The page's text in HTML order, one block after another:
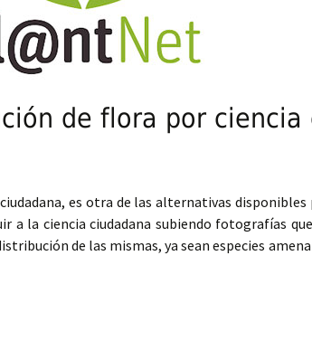
de flora por ciencia
es otra de las alternativas
a la ciencia ciudadana subiendo fotografías
de las mismas, ya sean especies
ciencia ciudadana